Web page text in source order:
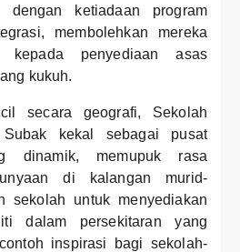
dengan ketiadaan program
membolehkan mereka
kepada penyediaan asas
kukuh.
secara geografi, Sekolah
Subak kekal sebagai pusat
dinamik, memupuk rasa
di kalangan murid-
sekolah untuk menyediakan
dalam persekitaran yang
inspirasi bagi sekolah-